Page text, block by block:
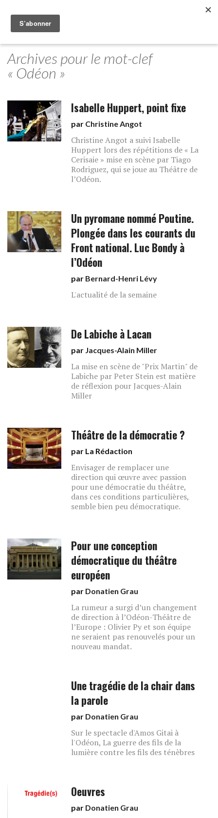
Archives pour le mot-clef
« Odéon »
Isabelle Huppert, point fixe
par Christine Angot
Christine Angot a suivi Isabelle
Huppert lors des répétitions de « La
Cerisaie » mise en scène par Tiago
Rodriguez, qui se joue au Théâtre de
l’Odéon.
Un pyromane nommé Poutine.
Plongée dans les courants du
Front national. Luc Bondy à
l’Odéon
par Bernard-Henri Lévy
L'actualité de la semaine
De Labiche à Lacan
par Jacques-Alain Miller
La mise en scène de "Prix Martin" de
Labiche par Peter Stein est matière
de réflexion pour Jacques-Alain
Miller
Théâtre de la démocratie ?
par La Rédaction
Envisager de remplacer une
direction qui œuvre avec passion
pour une démocratie du théâtre,
dans ces conditions particulières,
semble bien peu démocratique.
Pour une conception
démocratique du théâtre
européen
par Donatien Grau
La rumeur a surgi d’un changement
de direction à l’Odéon-Théâtre de
l’Europe : Olivier Py et son équipe
ne seraient pas renouvelés pour un
nouveau mandat.
Une tragédie de la chair dans
la parole
par Donatien Grau
Sur le spectacle d'Amos Gitai à
l'Odéon, La guerre des fils de la
lumière contre les fils des ténèbres
Oeuvres
par Donatien Grau